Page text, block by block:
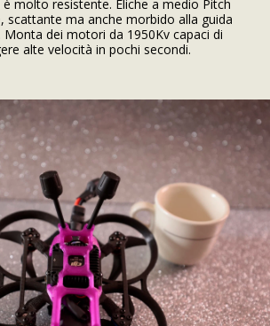
molto resistente. Eliche a medio Pitch
scattante ma anche morbido alla guida
Monta dei motori da 1950Kv capaci di
alte velocità in pochi secondi.